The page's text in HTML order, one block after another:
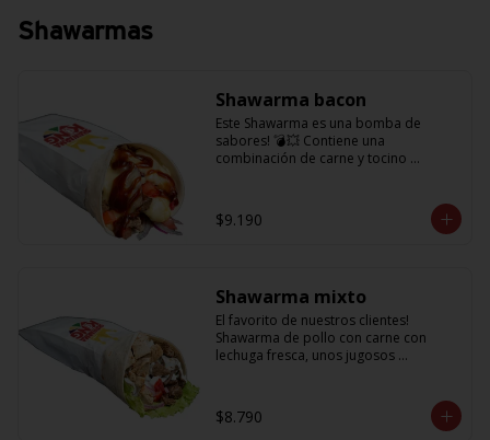
Shawarmas
Shawarma bacon
Este Shawarma es una bomba de
sabores! 💣💥 Contiene una
combinación de carne y tocino
salsa BBQ
$9.190
Shawarma mixto
El favorito de nuestros clientes!
Shawarma de pollo con carne con
lechuga fresca, unos jugosos
$8.790